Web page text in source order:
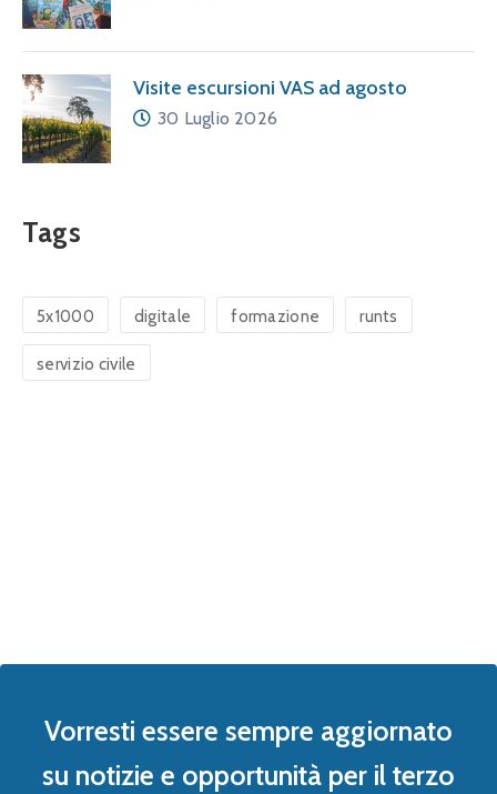
Visite escursioni VAS ad agosto
30 Luglio 2026
Tags
5x1000 digitale formazione runts
servizio civile
Vorresti essere sempre aggiornato
su notizie e opportunità per il terzo